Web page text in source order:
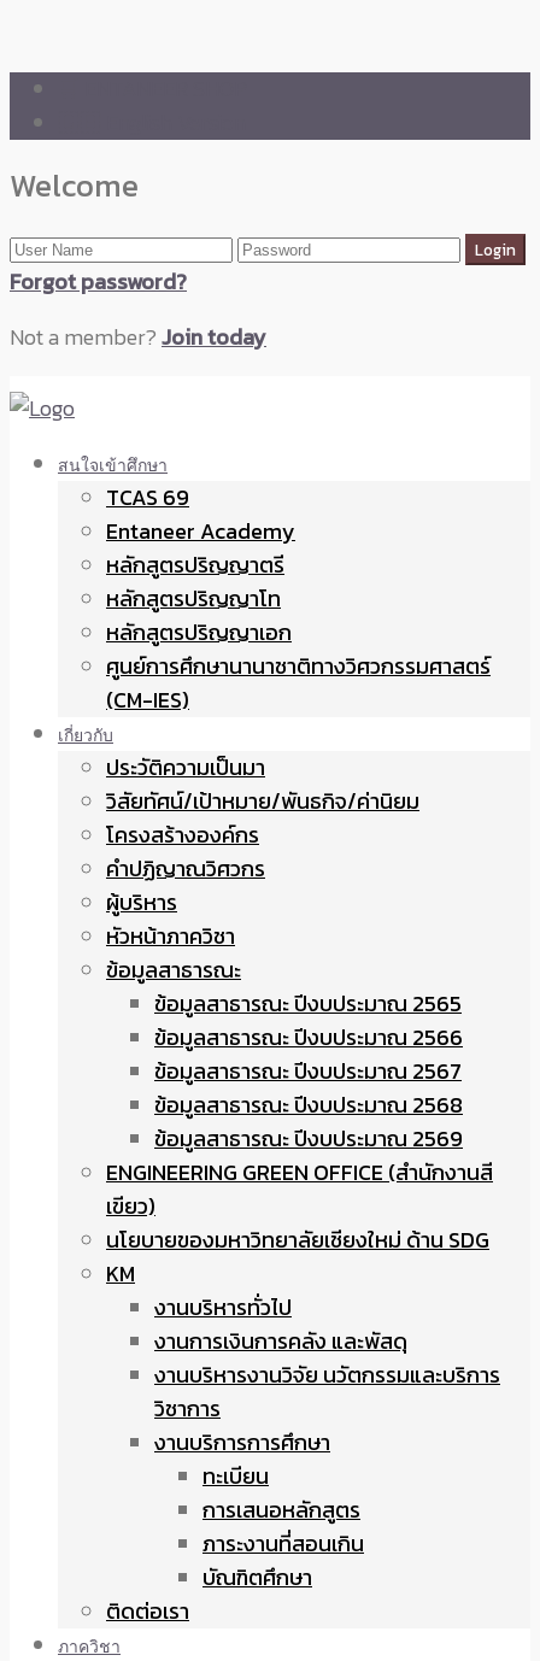
Welcome
Forgot password?
Not a member?Join today
สนใจเข้าศึกษา
TCAS 69
Entaneer Academy
หลักสูตรปริญญาตรี
หลักสูตรปริญญาโท
หลักสูตรปริญญาเอก
ศูนย์การศึกษานานาชาติทางวิศวกรรมศาสตร์
(CM-IES)
เกี่ยวกับ
ประวัติความเป็นมา
วิสัยทัศน์/เป้าหมาย/พันธกิจ/ค่านิยม
โครงสร้างองค์กร
คำปฏิญาณวิศวกร
ผู้บริหาร
หัวหน้าภาควิชา
ข้อมูลสาธารณะ
ข้อมูลสาธารณะ ปีงบประมาณ 2565
ข้อมูลสาธารณะ ปีงบประมาณ 2566
ข้อมูลสาธารณะ ปีงบประมาณ 2567
ข้อมูลสาธารณะ ปีงบประมาณ 2568
ข้อมูลสาธารณะ ปีงบประมาณ 2569
ENGINEERING GREEN OFFICE (สำนักงานสี
เขียว)
นโยบายของมหาวิทยาลัยเชียงใหม่ ด้าน SDG
KM
งานบริหารทั่วไป
งานการเงินการคลัง และพัสดุ
งานบริหารงานวิจัย นวัตกรรมและบริการ
วิชาการ
งานบริการการศึกษา
ทะเบียน
การเสนอหลักสูตร
ภาระงานที่สอนเกิน
บัณฑิตศึกษา
ติดต่อเรา
ภาควิชา